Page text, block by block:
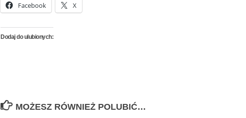
Facebook X
Dodaj do ulubionych:
MOŻESZ RÓWNIEŻ POLUBIĆ…